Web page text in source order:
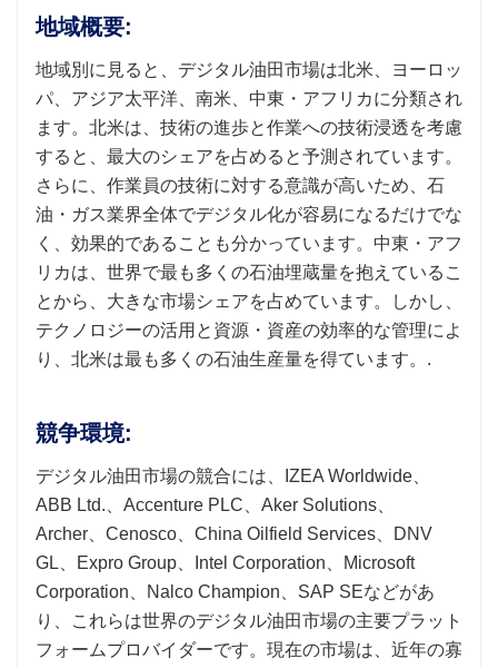
地域概要:
地域別に見ると、デジタル油田市場は北米、ヨーロッ
パ、アジア太平洋、南米、中東・アフリカに分類され
ます。北米は、技術の進歩と作業への技術浸透を考慮
すると、最大のシェアを占めると予測されています。
さらに、作業員の技術に対する意識が高いため、石
油・ガス業界全体でデジタル化が容易になるだけでな
く、効果的であることも分かっています。中東・アフ
リカは、世界で最も多くの石油埋蔵量を抱えているこ
とから、大きな市場シェアを占めています。しかし、
テクノロジーの活用と資源・資産の効率的な管理によ
り、北米は最も多くの石油生産量を得ています。.
競争環境:
デジタル油田市場の競合には、IZEA Worldwide、
ABB Ltd.、Accenture PLC、Aker Solutions、
Archer、Cenosco、China Oilfield Services、DNV
GL、Expro Group、Intel Corporation、Microsoft
Corporation、Nalco Champion、SAP SEなどがあ
り、これらは世界のデジタル油田市場の主要プラット
フォームプロバイダーです。現在の市場は、近年の寡